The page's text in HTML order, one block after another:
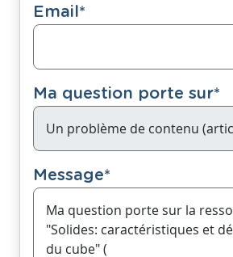
Email*
Ma question porte sur*
Message*